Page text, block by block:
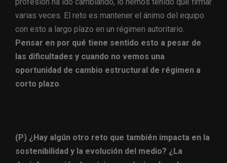
varias veces. El reto es mantener el ánimo del equipo
con esto a largo plazo en un régimen autoritario.
Pensar en por qué tiene sentido esto a pesar de
las dificultades y cuando no vemos una
oportunidad de cambio estructural de régimen a
corto plazo.
(P) ¿Hay algún otro reto que también impacta en la
sostenibilidad y la evolución del medio? ¿La